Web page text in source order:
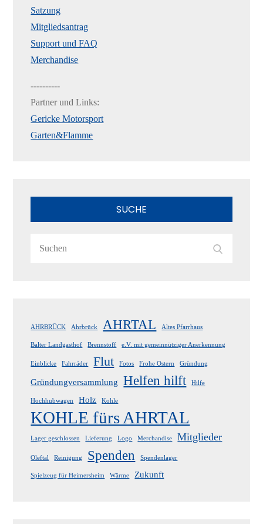
Satzung
Mitgliedsantrag
Support und FAQ
Merchandise
----------
Partner und Links:
Gericke Motorsport
Garten&Flamme
SUCHE
AHRBRÜCK Ahrbrück AHRTAL Altes Pfarrhaus
Balter Landgasthof Brennstoff e.V. mit gemeinnütziger Anerkennung
Einblicke Fahrräder Flut Fotos Frohe Ostern Gründung
Gründungversammlung Helfen hilft Hilfe
Hochhubwagen Holz Kohle
KOHLE fürs AHRTAL
Lager geschlossen Lieferung Logo Merchandise Mitglieder
Oleftal Reinigung Spenden Spendenlager
Spielzeug für Heimersheim Wärme Zukunft